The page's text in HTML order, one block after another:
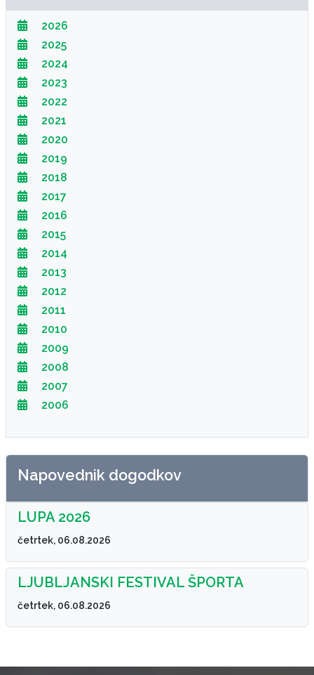
2026
2025
2024
2023
2022
2021
2020
2019
2018
2017
2016
2015
2014
2013
2012
2011
2010
2009
2008
2007
2006
Napovednik dogodkov
LUPA 2026
četrtek, 06.08.2026
LJUBLJANSKI FESTIVAL ŠPORTA
četrtek, 06.08.2026